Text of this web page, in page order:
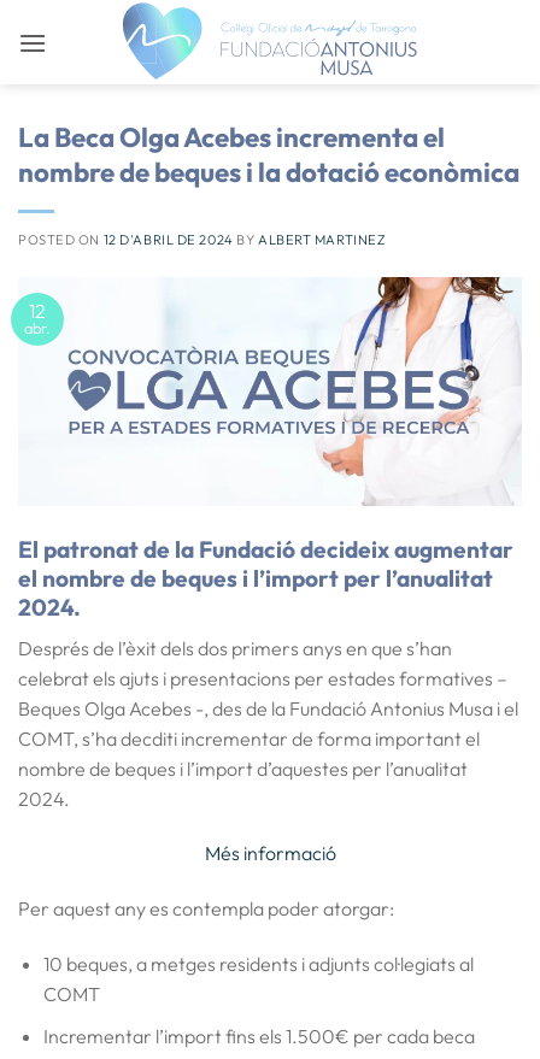
La Beca Olga Acebes incrementa el
nombre de beques i la dotació econòmica
POSTED ON 12 D'ABRIL DE 2024 BY ALBERT MARTINEZ
12
abr.
El patronat de la Fundació decideix augmentar
el nombre de beques i l’import per l’anualitat
2024.
Després de l’èxit dels dos primers anys en que s’han
celebrat els ajuts i presentacions per estades formatives –
Beques Olga Acebes -, des de la Fundació Antonius Musa i el
COMT, s’ha decditi incrementar de forma important el
nombre de beques i l’import d’aquestes per l’anualitat
2024.
Més informació
Per aquest any es contempla poder atorgar:
10 beques, a metges residents i adjunts col·legiats al
COMT
Incrementar l’import fins els 1.500€ per cada beca